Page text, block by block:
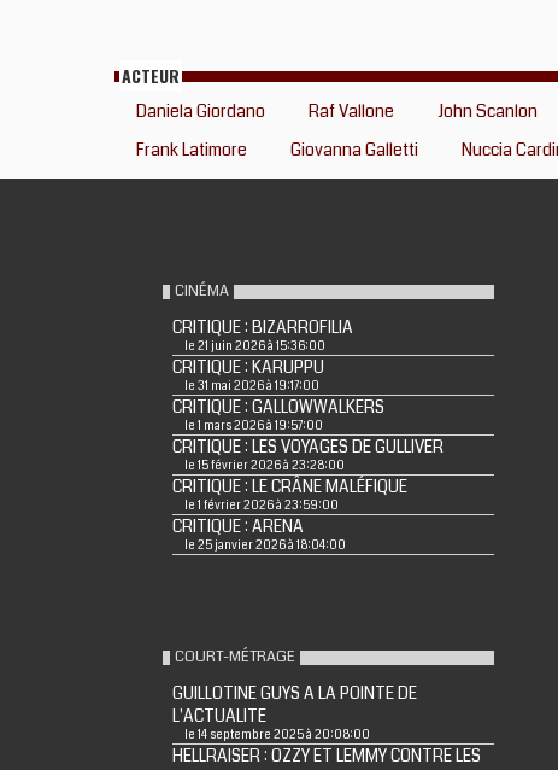
ACTEUR
Daniela Giordano Raf Vallone John Scanlon
Frank Latimore
Giovanna Galletti Nuccia
CINÉMA
CRITIQUE : BIZARROFILIA
le 21 juin 2026 à 15:36:00
CRITIQUE : KARUPPU
le 31 mai 2026 à 19:17:00
CRITIQUE : GALLOWWALKERS
le 1 mars 2026 à 19:57:00
CRITIQUE : LES VOYAGES DE GULLIVER
le 15 février 2026 à 23:28:00
CRITIQUE : LE CRÂNE MALÉFIQUE
le 1 février 2026 à 23:59:00
CRITIQUE : ARENA
le 25 janvier 2026 à 18:04:00
COURT-MÉTRAGE
GUILLOTINE GUYS A LA POINTE DE
L'ACTUALITE
le 14 septembre 2025 à 20:08:00
HELLRAISER : OZZY ET LEMMY CONTRE LES